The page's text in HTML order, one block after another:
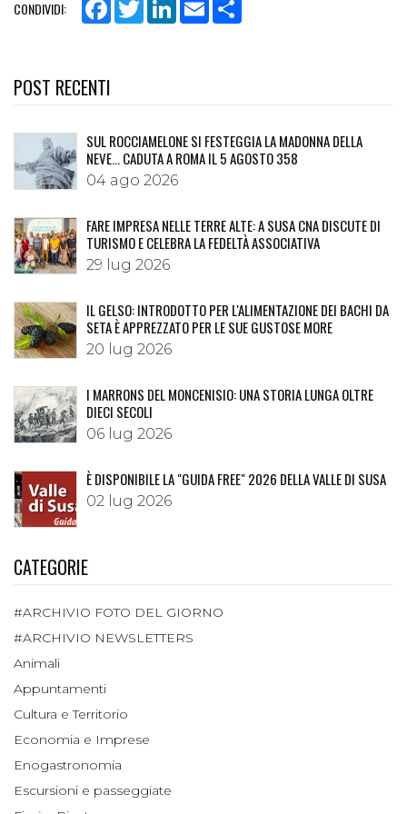
CONDIVIDI:
POST RECENTI
SUL ROCCIAMELONE SI FESTEGGIA LA MADONNA DELLA
NEVE… CADUTA A ROMA IL 5 AGOSTO 358
04 ago 2026
FARE IMPRESA NELLE TERRE ALTE: A SUSA CNA DISCUTE DI
TURISMO E CELEBRA LA FEDELTÀ ASSOCIATIVA
29 lug 2026
IL GELSO: INTRODOTTO PER L'ALIMENTAZIONE DEI BACHI DA
SETA È APPREZZATO PER LE SUE GUSTOSE MORE
20 lug 2026
I MARRONS DEL MONCENISIO: UNA STORIA LUNGA OLTRE
DIECI SECOLI
06 lug 2026
È DISPONIBILE LA "GUIDA FREE" 2026 DELLA VALLE DI SUSA
02 lug 2026
CATEGORIE
#ARCHIVIO FOTO DEL GIORNO
#ARCHIVIO NEWSLETTERS
Animali
Appuntamenti
Cultura e Territorio
Economia e Imprese
Enogastronomia
Escursioni e passeggiate